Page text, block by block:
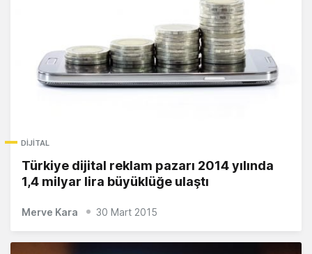
DIJITAL
Türkiye dijital reklam pazarı 2014 yılında
1,4 milyar lira büyüklüğe ulaştı
Merve Kara 30 Mart 2015